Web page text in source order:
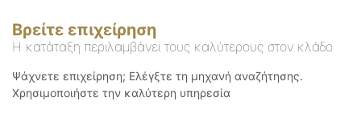
Βρείτε επιχείρηση
Η κατάταξη περιλαμβάνει τους καλύτερους στον κλάδο
Ψάχνετε επιχείρηση; Ελέγξτε τη μηχανή αναζήτησης.
Χρησιμοποιήστε την καλύτερη υπηρεσία